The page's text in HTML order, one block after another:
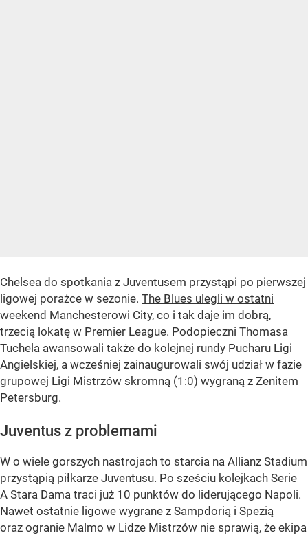
Chelsea do spotkania z Juventusem przystąpi po pierwszej
ligowej porażce w sezonie. The Blues ulegli w ostatni
weekend Manchesterowi City, co i tak daje im dobrą,
trzecią lokatę w Premier League. Podopieczni Thomasa
Tuchela awansowali także do kolejnej rundy Pucharu Ligi
Angielskiej, a wcześniej zainaugurowali swój udział w fazie
grupowej Ligi Mistrzów skromną (1:0) wygraną z Zenitem
Petersburg.
Juventus z problemami
W o wiele gorszych nastrojach to starcia na Allianz Stadium
przystąpią piłkarze Juventusu. Po sześciu kolejkach Serie
A Stara Dama traci już 10 punktów do liderującego Napoli.
Nawet ostatnie ligowe wygrane z Sampdorią i Spezią
oraz ogranie Malmo w Lidze Mistrzów nie sprawią, że ekipa